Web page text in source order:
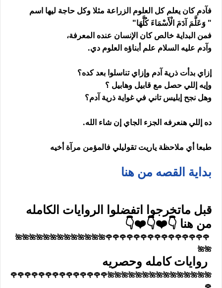
فآدم كان يعلم كل العلوم الزراعة مثلا وكل حاجة ليها اسم
" وَعَلَّمَ آدَمَ الْأَسْمَاءَ كُلَّهَا"
فمن البداية خالص كان الإنسان عنده المعرفة،
وآدم عليه السلام علم أبناؤه العلوم دي.
إزاي بدأت ذرية آدم وإزاي تناسلوا بعد كده؟
وإيه إللي حصل مع قابيل وهابيل ؟
وهل نجح إبليس تاني في غواية ذرية آدم؟
ده إللي هنعرفه الجزء الجاي إن شاء الله.
طبعا أي ملاحظة ياريت تقوليلي فالمؤمن مرآة أخيه
بداية القصه من هنا
قبل ماتخرجوا اتفضلوا الروايات الكامله
من هنا 👇❤️👇❤️👇
🌹🌹🌹🌹🌹🌹🌹🌹🌹🌹🌹🌹🌹🌹🌹🌺🌺🌺🌺🌺🌺🌺🌺🌺🌺🌺🌺🌺
🌺🌺
روايات كامله وحصريه
🌺🌺🌺🌺🌺🌺🌺🌺🌺🌺🌺🌺🌺🌺🌺🌹🌹🌹🌹🌹🌹🌹🌹🌹🌹🌹🌹🌹🌹